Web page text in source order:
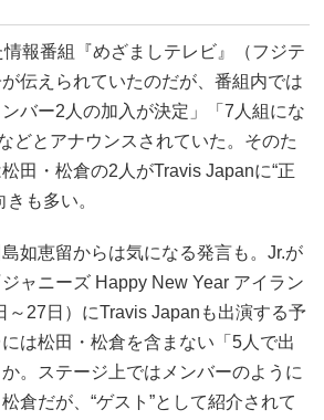
報番組『めざましテレビ』（フジテ
伝えられていたのだが、番組内では
ンバー2人の加入が決定」「7人組にな
どとアナウンスされていた。そのた
田・松倉の2人がTravis Japanに“正
も多い。
如恵留からは気になる発言も。Jr.が
ャニーズ Happy New Year アイラン
～27日）にTravis Japanも出演する予
は松田・松倉を含まない「5人で出
。ステージ上ではメンバーのように
倉だが、“ゲスト”として紹介されて